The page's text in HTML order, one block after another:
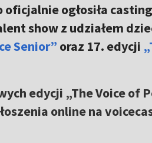
ogłosiła
show z udziałem
Senior” oraz 17. edycji
edycji „The Voice of
online na